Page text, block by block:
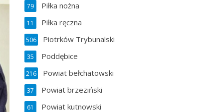
Piłka nożna
79
Piłka ręczna
11
Piotrków Trybunalski
506
Poddębice
35
Powiat bełchatowski
216
Powiat brzeziński
37
Powiat kutnowski
61